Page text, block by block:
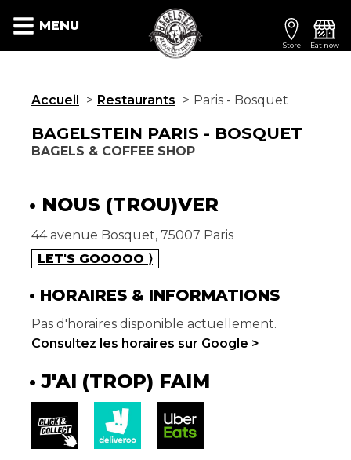
MENU
Store Eat now
Accueil Restaurants Paris - Bosquet
BAGELSTEIN PARIS - BOSQUET
BAGELS & COFFEE SHOP
NOUS (TROU)VER
44 avenue Bosquet, 75007 Paris
LET'S GOOOOO ⟩
HORAIRES & INFORMATIONS
Pas d'horaires disponible actuellement.
Consultez les horaires sur Google >
J'AI (TROP) FAIM